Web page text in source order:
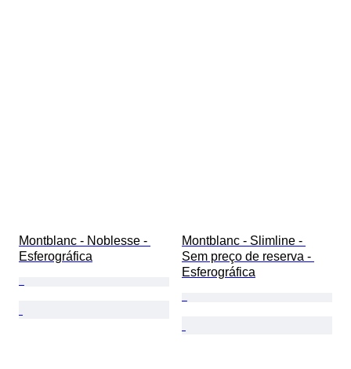
Montblanc - Noblesse -
Esferográfica
Montblanc - Slimline -
Sem preço de reserva -
Esferográfica